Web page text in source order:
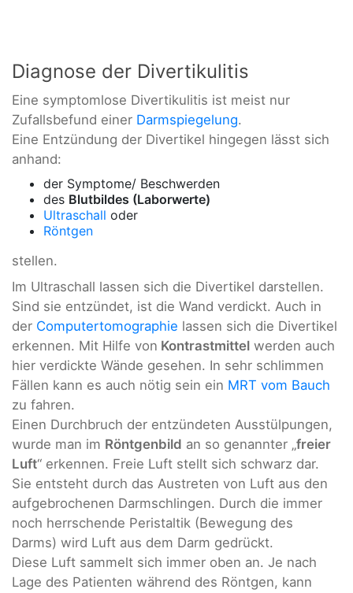
Diagnose der Divertikulitis
Eine symptomlose Divertikulitis ist meist nur
Zufallsbefund einer Darmspiegelung.
Eine Entzündung der Divertikel hingegen lässt sich
anhand:
der Symptome/ Beschwerden
des Blutbildes (Laborwerte)
Ultraschall oder
Röntgen
stellen.
Im Ultraschall lassen sich die Divertikel darstellen.
Sind sie entzündet, ist die Wand verdickt. Auch in
der Computertomographie lassen sich die Divertikel
erkennen. Mit Hilfe von Kontrastmittel werden auch
hier verdickte Wände gesehen. In sehr schlimmen
Fällen kann es auch nötig sein ein MRT vom Bauch
zu fahren.
Einen Durchbruch der entzündeten Ausstülpungen,
wurde man im Röntgenbild an so genannter „freier
Luft“ erkennen. Freie Luft stellt sich schwarz dar.
Sie entsteht durch das Austreten von Luft aus den
aufgebrochenen Darmschlingen. Durch die immer
noch herrschende Peristaltik (Bewegung des
Darms) wird Luft aus dem Darm gedrückt.
Diese Luft sammelt sich immer oben an. Je nach
Lage des Patienten während des Röntgen, kann